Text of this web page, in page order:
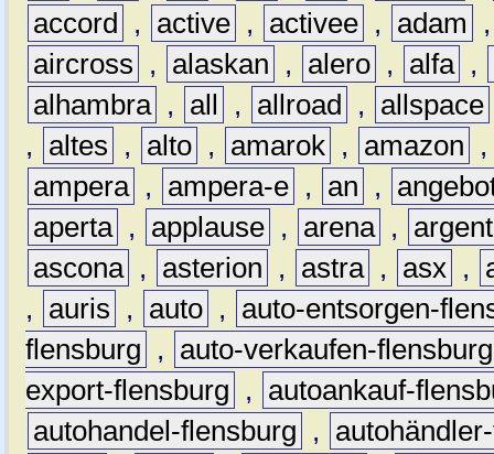
accord
, active , activee , adam
aircross
, alaskan , alero , alfa ,
alhambra , all , allroad , allspace
,
altes , alto , amarok , amazon
ampera , ampera-e , an ,
aperta , applause , arena ,
ascona , asterion , astra , asx ,
,
auris , auto ,
auto-entsorgen-
flensburg
,
auto-verkaufen-flensburg
export-flensburg
,
autoankauf-
autohandel-flensburg
,